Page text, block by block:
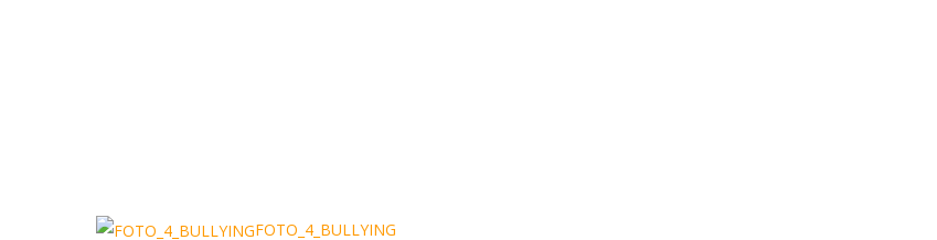
FOTO_4_BULLYING